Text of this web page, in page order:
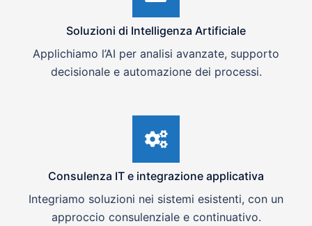
Soluzioni di Intelligenza Artificiale
Applichiamo l’AI per analisi avanzate, supporto
decisionale e automazione dei processi.
Consulenza IT e integrazione applicativa
Integriamo soluzioni nei sistemi esistenti, con un
approccio consulenziale e continuativo.